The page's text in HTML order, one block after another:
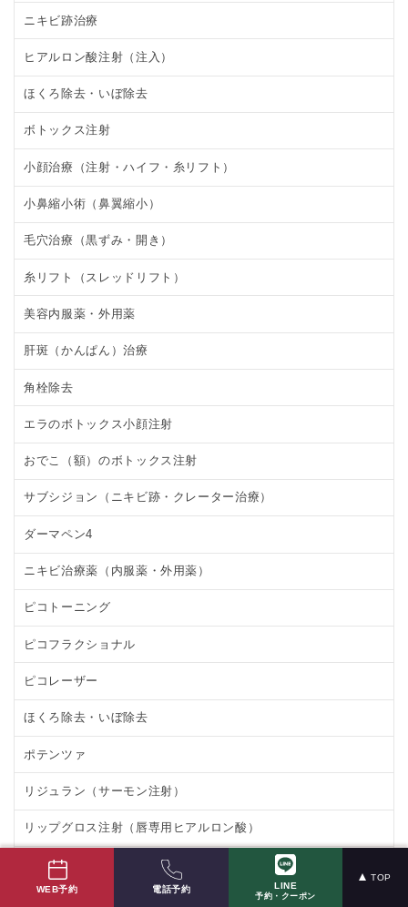
ニキビ跡治療
ヒアルロン酸注射（注入）
ほくろ除去・いぼ除去
ボトックス注射
小顔治療（注射・ハイフ・糸リフト）
小鼻縮小術（鼻翼縮小）
毛穴治療（黒ずみ・開き）
糸リフト（スレッドリフト）
美容内服薬・外用薬
肝斑（かんぱん）治療
角栓除去
エラのボトックス小顔注射
おでこ（額）のボトックス注射
サブシジョン（ニキビ跡・クレーター治療）
ダーマペン4
ニキビ治療薬（内服薬・外用薬）
ピコトーニング
ピコフラクショナル
ピコレーザー
ほくろ除去・いぼ除去
ポテンツァ
リジュラン（サーモン注射）
リップグロス注射（唇専用ヒアルロン酸）
医療ハイフ（HIFU）
WEB予約 電話予約 LINE
予約・クーポン
TOP